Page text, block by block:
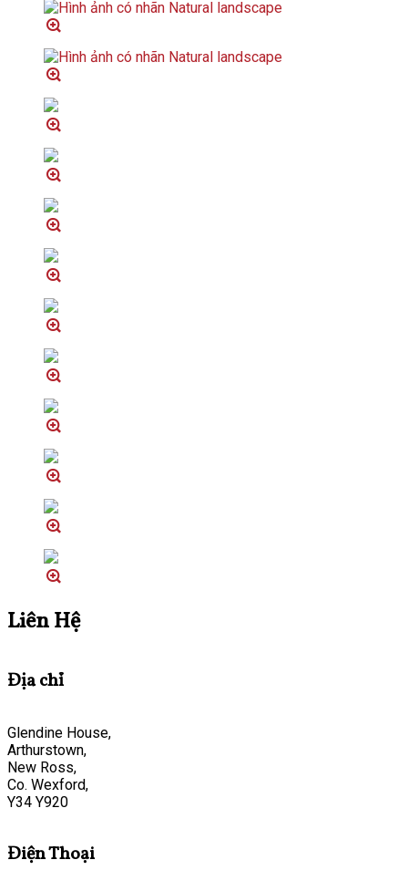
Liên Hệ
Địa chỉ
Glendine House,
Arthurstown,
New Ross,
Co. Wexford,
Y34 Y920
Điện Thoại